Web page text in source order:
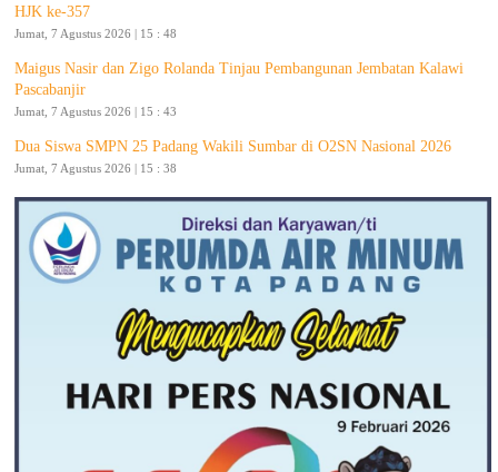
HJK ke-357
Jumat, 7 Agustus 2026 | 15 : 48
Maigus Nasir dan Zigo Rolanda Tinjau Pembangunan Jembatan Kalawi
Pascabanjir
Jumat, 7 Agustus 2026 | 15 : 43
Dua Siswa SMPN 25 Padang Wakili Sumbar di O2SN Nasional 2026
Jumat, 7 Agustus 2026 | 15 : 38